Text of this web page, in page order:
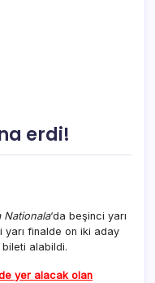
erdi!
Nationala‘da beşinci yarı
finalde on iki aday
bileti alabildi.
yer alacak olan